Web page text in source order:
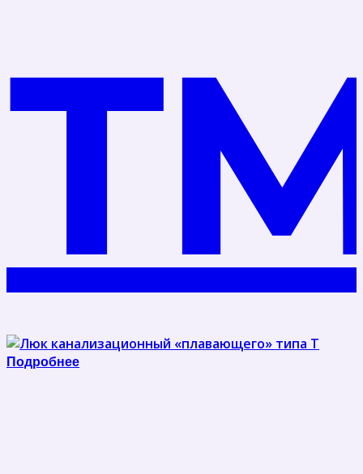
Подробнее